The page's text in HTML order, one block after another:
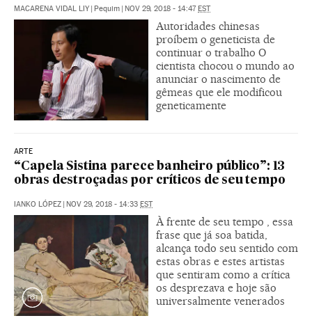
MACARENA VIDAL LIY Pequim NOV 29, 2018 - 14:47 EST
Autoridades chinesas
proíbem o geneticista de
continuar o trabalho O
cientista chocou o mundo ao
anunciar o nascimento de
gêmeas que ele modificou
geneticamente
ARTE
“Capela Sistina parece banheiro público”: 13
obras destroçadas por críticos de seu tempo
IANKO LÓPEZ | NOV 29, 2018 - 14:33 EST
À frente de seu tempo , essa
frase que já soa batida,
alcança todo seu sentido com
estas obras e estes artistas
que sentiram como a crítica
os desprezava e hoje são
universalmente venerados